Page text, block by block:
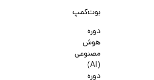
بوت‌کمپ
دوره
هوش
مصنوعی
(AI)
دوره